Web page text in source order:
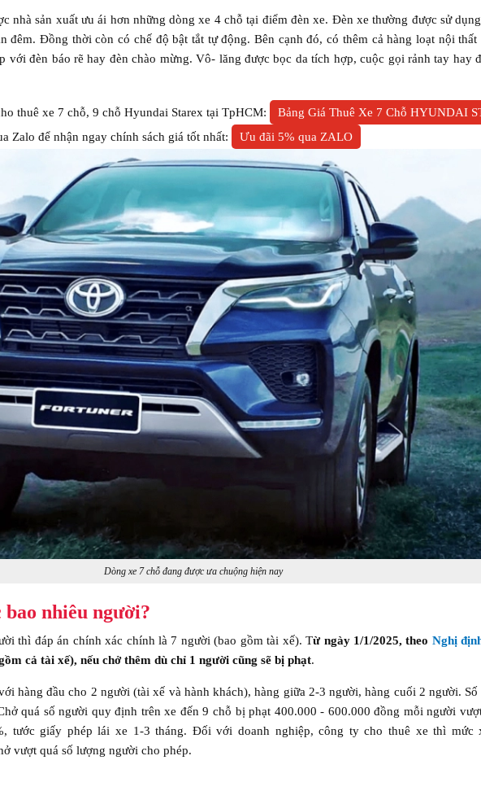
nhà sản xuất ưu ái hơn những dòng xe 4 chỗ tại điểm đèn xe. Đèn xe thường được sử
đêm. Đồng thời còn có chế độ bật tắt tự động. Bên cạnh đó, có thêm cả hàng loạt nội
với đèn báo rẽ hay đèn chào mừng. Vô- lăng được bọc da tích hợp, cuộc gọi rảnh tay hay
thuê xe 7 chỗ, 9 chỗ Hyundai Starex tại TpHCM:
Bảng Giá Thuê Xe 7 Chỗ HYUNDAI
Zalo để nhận ngay chính sách giá tốt nhất:
Ưu đãi 5% qua ZALO
Dòng xe 7 chỗ đang được ưa chuộng hiện nay
bao nhiêu người?
thì đáp án chính xác chính là 7 người (bao gồm tài xế). Từ ngày 1/1/2025, theo Nghị
cả tài xế), nếu chở thêm dù chỉ 1 người cũng sẽ bị phạt.
hàng đầu cho 2 người (tài xế và hành khách), hàng giữa 2-3 người, hàng cuối 2 người.
quá số người quy định trên xe đến 9 chỗ bị phạt 400.000 - 600.000 đồng mỗi người
tước giấy phép lái xe 1-3 tháng. Đối với doanh nghiệp, công ty cho thuê xe thì mức
vượt quá số lượng người cho phép.